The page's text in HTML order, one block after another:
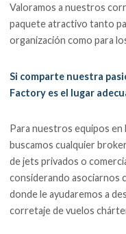
Valoramos a nuestros
paquete atractivo tanto
organización como para
Si comparte nuestra
Factory es el lugar
Para nuestros equipos en
buscamos cualquier
de jets privados o
considerando asociarnos
donde le ayudaremos a
corretaje de vuelos